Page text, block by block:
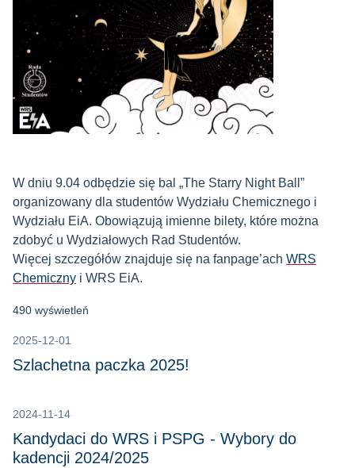
W dniu 9.04 odbędzie się bal „The Starry Night Ball”
organizowany dla studentów Wydziału Chemicznego i
Wydziału EiA. Obowiązują imienne bilety, które można
zdobyć u Wydziałowych Rad Studentów.
Więcej szczegółów znajduje się na fanpage’ach WRS
Chemiczny i WRS EiA.
490 wyświetleń
2025-12-01
Szlachetna paczka 2025!
2024-11-14
Kandydaci do WRS i PSPG - Wybory do
kadencji 2024/2025